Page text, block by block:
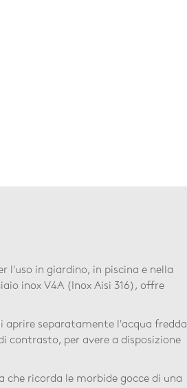
l'uso in giardino, in piscina e nella
inox V4A (Inox Aisi 316), offre
aprire separatamente l'acqua fredda
contrasto, per avere a disposizione
che ricorda le morbide gocce di una